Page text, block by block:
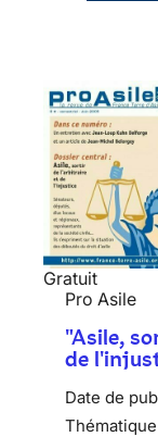
Gratuit
Pro Asile
"Asile,
de
Date de